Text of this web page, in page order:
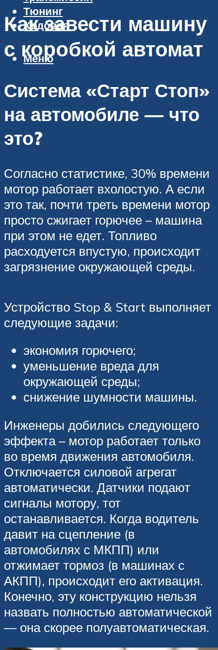
Тюнинг
Ходовая
Меню
Как завести машину
с коробкой автомат
Система «Старт Стоп»
на автомобиле — что
это?
Согласно статистике, 30% времени
мотор работает вхолостую. А если
это так, почти треть времени мотор
просто сжигает горючее – машина
при этом не едет. Топливо
расходуется впустую, происходит
загрязнение окружающей среды.
Устройство Stop & Start выполняет
следующие задачи:
экономия горючего;
уменьшение вреда для
окружающей среды;
снижение шумности машины.
Инженеры добились следующего
эффекта – мотор работает только
во время движения автомобиля.
Отключается силовой агрегат
автоматически. Датчики подают
сигналы мотору, тот
останавливается. Когда водитель
давит на сцепление (в
автомобилях с МКПП) или
отжимает тормоз (в машинах с
АКПП), происходит его активация.
Конечно, эту конструкцию нельзя
назвать полностью автоматической
— она скорее полуавтоматическая.